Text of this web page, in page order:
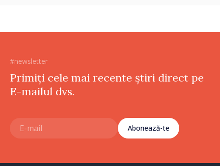
#newsletter
Primiți cele mai recente știri direct pe
E-mailul dvs.
Abonează-te